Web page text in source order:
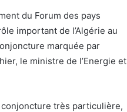
du Forum des pays
important de l’Algérie au
marquée par
le ministre de l’Energie et
conjoncture très particulière,